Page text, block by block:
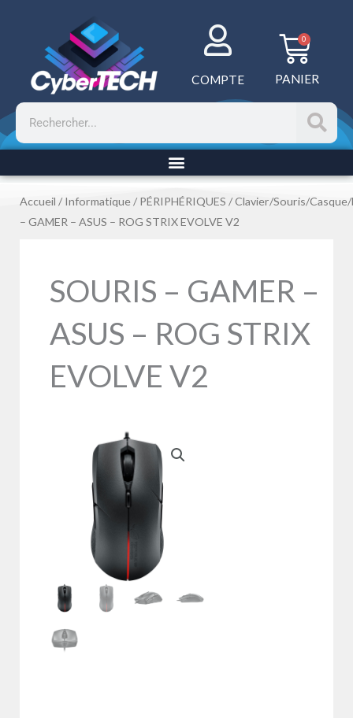
COMPTE
0
PANIER
Rechercher
Accueil /Informatique / PÉRIPHÉRIQUES /Clavier/Souris/
– GAMER – ASUS – ROG STRIX EVOLVE V2
SOURIS – GAMER –
ASUS – ROG STRIX
EVOLVE V2